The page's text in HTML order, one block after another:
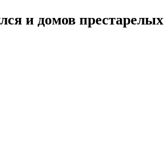
и домов престарелых